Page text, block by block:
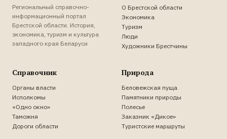
Региональный справочно-
информационный портал
Брестской области. История,
экономика, туризм и культура
западного края Беларуси
О Брестской области
Экономика
Туризм
Люди
Художники Брестчины
Справочник
Органы власти
Исполкомы
«Одно окно»
Таможня
Дороги области
Природа
Беловежская пуща
Памятники природы
Полесье
Заказник «Дикое»
Туристские маршруты